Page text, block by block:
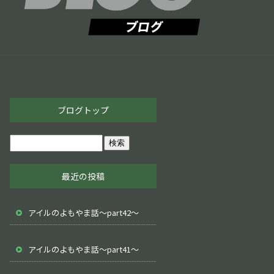
ブログトップ
最近の投稿
アイルのよもやま話～part42～
アイルのよもやま話～part41～